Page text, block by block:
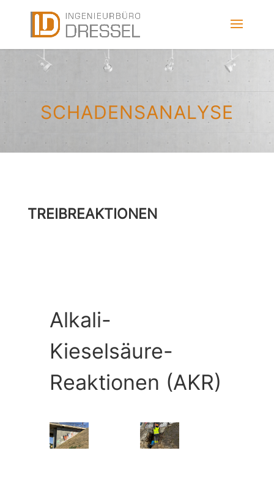
SCHADENSANALYSE
TREIBREAKTIONEN
Alkali-
Kieselsäure-
Reaktionen (AKR)